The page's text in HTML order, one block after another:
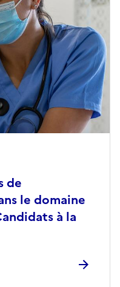
de
le domaine
à la